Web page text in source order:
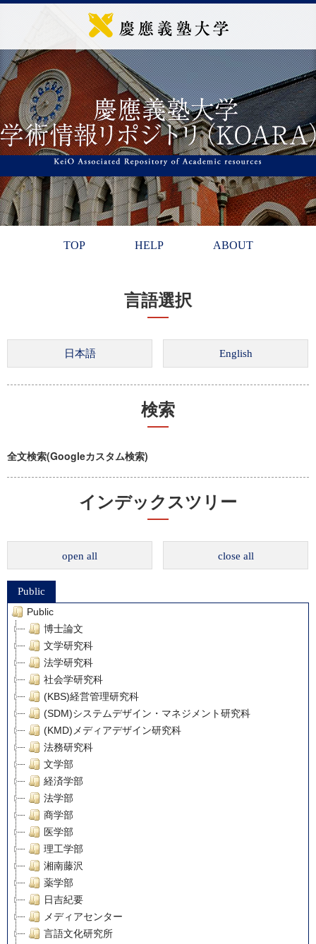
TOP HELP ABOUT
言語選択
検索
全文検索(Googleカスタム検索)
インデックスツリー
open all close all
Public
Public
博士論文
文学研究科
法学研究科
社会学研究科
(KBS)経営管理研究科
(SDM)システムデザイン・マネジメント研究科
(KMD)メディアデザイン研究科
法務研究科
文学部
経済学部
法学部
商学部
医学部
理工学部
湘南藤沢
薬学部
日吉紀要
メディアセンター
言語文化研究所